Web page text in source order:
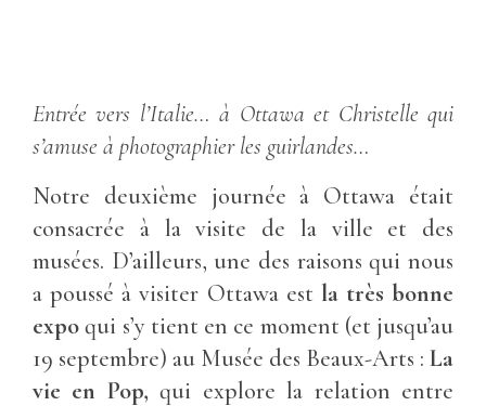
Entrée vers l’Italie… à Ottawa et Christelle qui
s’amuse à photographier les guirlandes…
Notre deuxième journée à Ottawa était
consacrée à la visite de la ville et des
musées. D’ailleurs, une des raisons qui nous
a poussé à visiter Ottawa est la très bonne
expoqui s’y tient en ce moment (et jusqu’au
19 septembre) au Musée des Beaux-Arts : La
vie en Pop,qui explore la relation entre